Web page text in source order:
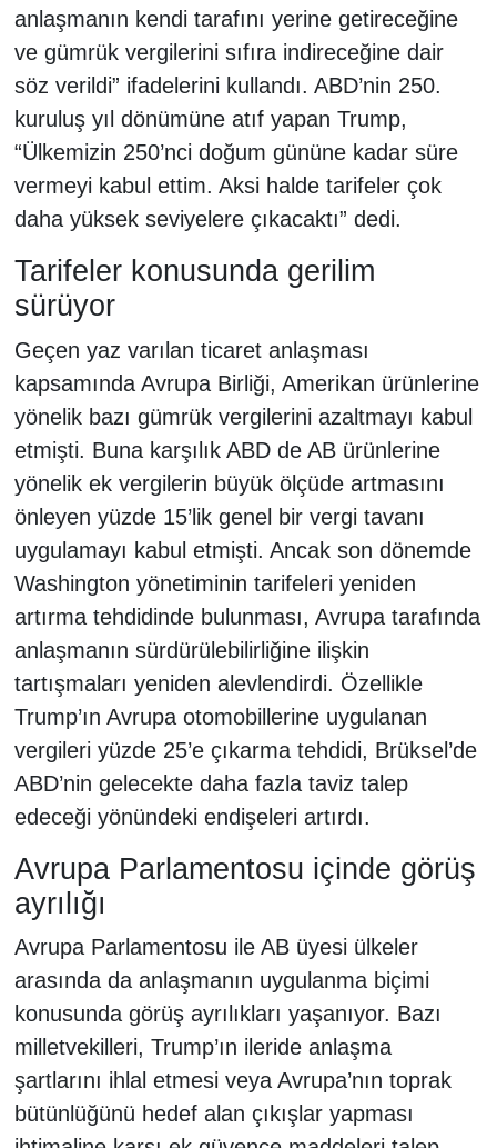
anlaşmanın kendi tarafını yerine getireceğine
ve gümrük vergilerini sıfıra indireceğine dair
söz verildi” ifadelerini kullandı. ABD’nin 250.
kuruluş yıl dönümüne atıf yapan Trump,
“Ülkemizin 250’nci doğum gününe kadar süre
vermeyi kabul ettim. Aksi halde tarifeler çok
daha yüksek seviyelere çıkacaktı” dedi.
Tarifeler konusunda gerilim
sürüyor
Geçen yaz varılan ticaret anlaşması
kapsamında Avrupa Birliği, Amerikan ürünlerine
yönelik bazı gümrük vergilerini azaltmayı kabul
etmişti. Buna karşılık ABD de AB ürünlerine
yönelik ek vergilerin büyük ölçüde artmasını
önleyen yüzde 15’lik genel bir vergi tavanı
uygulamayı kabul etmişti. Ancak son dönemde
Washington yönetiminin tarifeleri yeniden
artırma tehdidinde bulunması, Avrupa tarafında
anlaşmanın sürdürülebilirliğine ilişkin
tartışmaları yeniden alevlendirdi. Özellikle
Trump’ın Avrupa otomobillerine uygulanan
vergileri yüzde 25’e çıkarma tehdidi, Brüksel’de
ABD’nin gelecekte daha fazla taviz talep
edeceği yönündeki endişeleri artırdı.
Avrupa Parlamentosu içinde görüş
ayrılığı
Avrupa Parlamentosu ile AB üyesi ülkeler
arasında da anlaşmanın uygulanma biçimi
konusunda görüş ayrılıkları yaşanıyor. Bazı
milletvekilleri, Trump’ın ileride anlaşma
şartlarını ihlal etmesi veya Avrupa’nın toprak
bütünlüğünü hedef alan çıkışlar yapması